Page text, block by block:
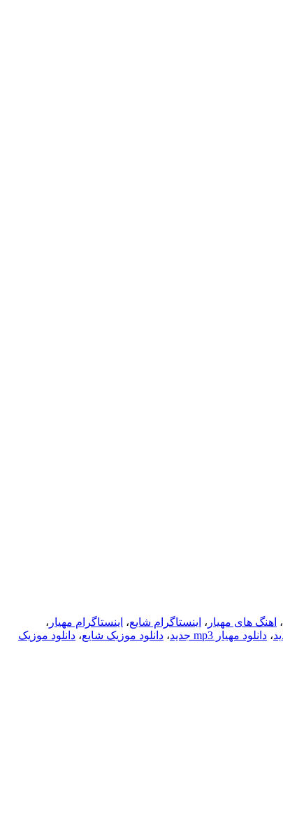
، اهنگ های مهیار ، اینستاگرام شایع، اینستاگرام مهیار ،
، دانلود مهیار mp3 جدید ، دانلود موزیک شایع، دانلود موزیک